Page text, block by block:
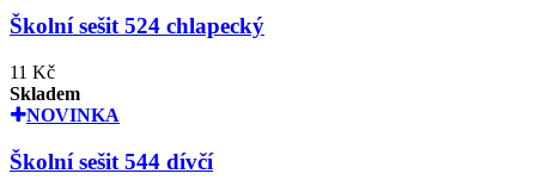
Školní sešit 524 chlapecký
11 Kč
Skladem
NOVINKA
Školní sešit 544 dívčí